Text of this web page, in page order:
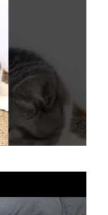
#猫のいる暮
笑ったら負け